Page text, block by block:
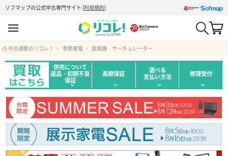
ソフマップの公式中古専門サイト [利用規約]
中古通販のリコレ！ 季節家電 扇風機・サーキュレーター
併売について
返品・初期不良
保証
長期保証 選べる
支払い方法 修理受付